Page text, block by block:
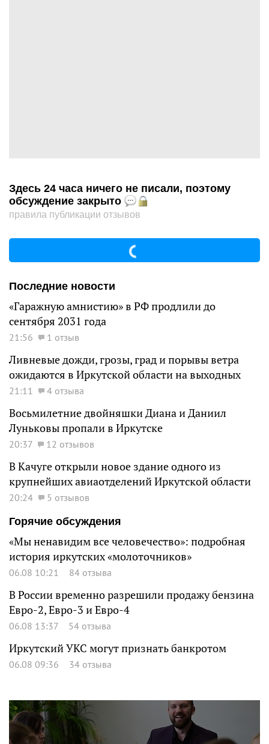
Здесь 24 часа ничего не писали, поэтому
обсуждение закрыто
правила публикации отзывов
Последние новости
«Гаражную амнистию» в РФ продлили до
сентября 2031 года
21:56 1 отзыв
Ливневые дожди, грозы, град и порывы ветра
ожидаются в Иркутской области на выходных
21:11 4 отзыва
Восьмилетние двойняшки Диана и Даниил
Луньковы пропали в Иркутске
20:37 12 отзывов
В Качуге открыли новое здание одного из
крупнейших авиаотделений Иркутской области
20:24
5 отзывов
Горячие обсуждения
«Мы ненавидим все человечество»: подробная
история иркутских «молоточников»
06.08 10:21 84 отзыва
В России временно разрешили продажу бензина
Евро-2, Евро-3 и Евро-4
06.08 13:37 54 отзыва
Иркутский УКС могут признать банкротом
06.08 09:36 34 отзыва